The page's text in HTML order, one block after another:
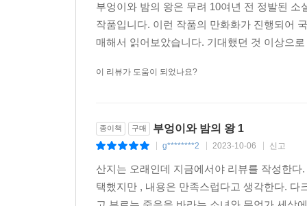
부엉이와 밤의 왕은 무려 10여년 전 정발된
작품입니다. 이런 작품의 만화화가 진행되어
매해서 읽어보았습니다. 기대했던 것 이상으
이 리뷰가 도움이 되었나요?
종이책 구매 부엉이와 밤의 왕 1
g********2 2023-10-06 신고
산지는 오래인데 지금에서야 리뷰를 작성한
택했지만 , 내용은 만족스럽다고 생각한다.